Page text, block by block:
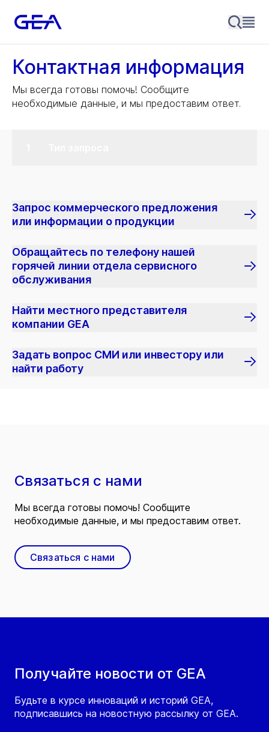
Контактная информация
Мы всегда готовы помочь! Сообщите
необходимые данные, и мы предоставим ответ.
Запрос коммерческого предложения
или информации о продукции
Обращайтесь по телефону нашей
горячей линии отдела сервисного
обслуживания
Найти местного представителя
компании GEA
Задать вопрос СМИ или инвестору или
найти работу
Получайте новости от GEA
Будьте в курсе инноваций и историй GEA,
подписавшись на новостную рассылку от GEA.
Связаться с нами
Мы всегда готовы помочь! Сообщите
необходимые данные, и мы предоставим ответ.
Связаться с нами